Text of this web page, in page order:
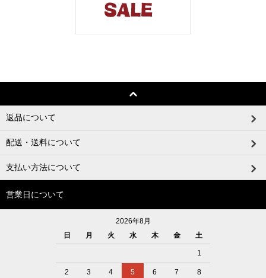
返品について
配送・送料について
支払い方法について
営業日について
2026年8月
日
月 火 水 木 金 土
1
2 3 4 5 6 7 8